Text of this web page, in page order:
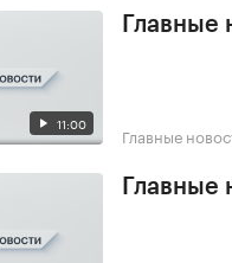
11:00
Главные
Главные
Главные